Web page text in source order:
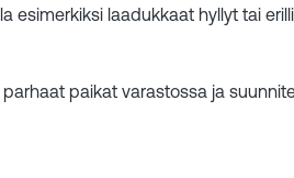
esimerkiksi laadukkaat hyllyt tai
paikat varastossa ja